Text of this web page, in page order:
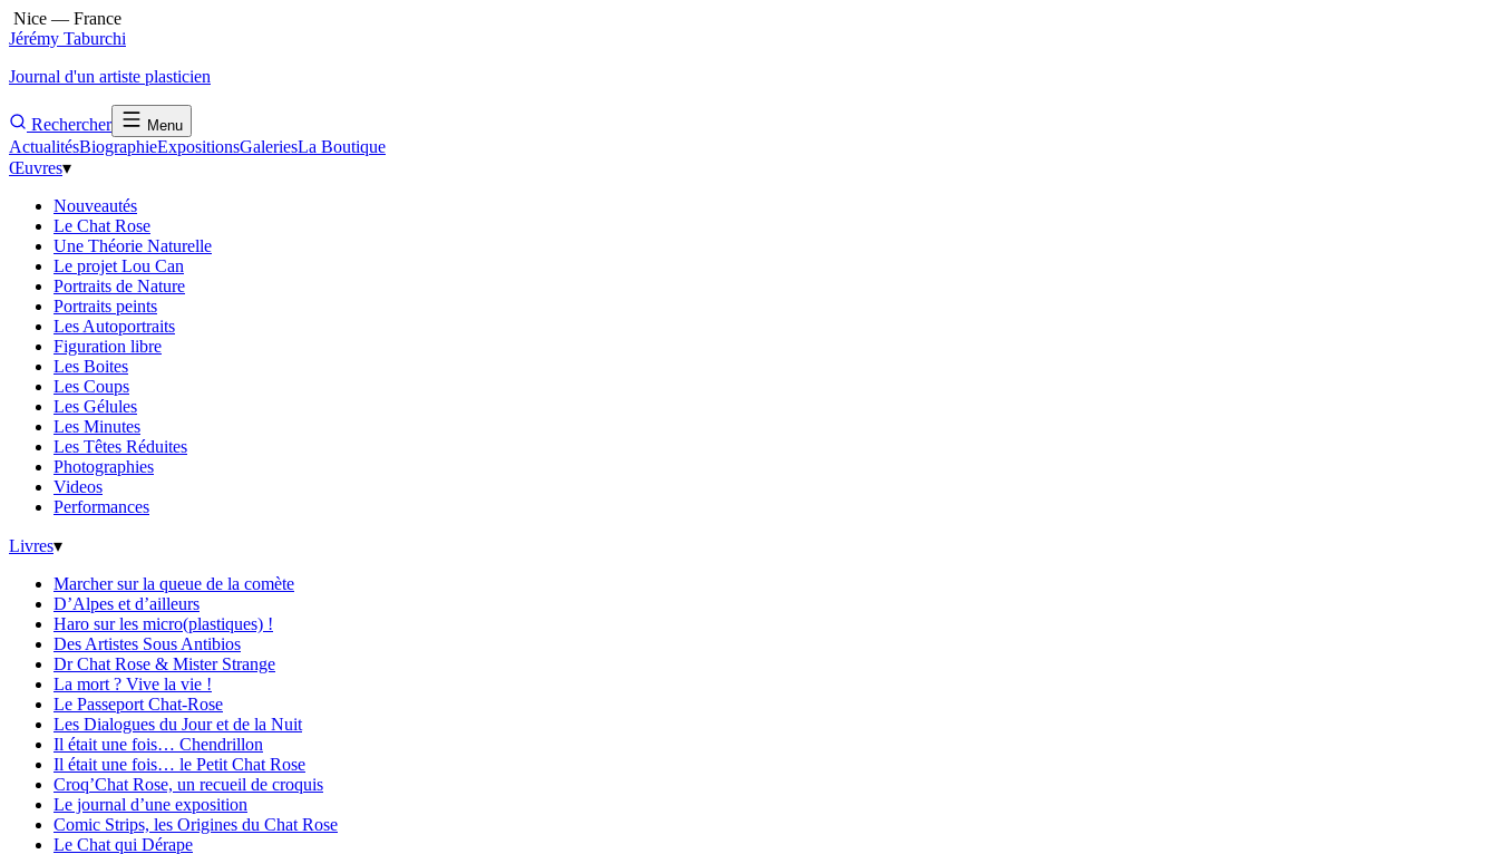
Nice — France
Jérémy Taburchi
Journal d'un artiste plasticien
Rechercher Menu
ActualitésBiographieExpositionsGaleriesLa Boutique
Œuvres▾
Nouveautés
Le Chat Rose
Une Théorie Naturelle
Le projet Lou Can
Portraits de Nature
Portraits peints
Les Autoportraits
Figuration libre
Les Boites
Les Coups
Les Gélules
Les Minutes
Les Têtes Réduites
Photographies
Videos
Performances
Livres▾
Marcher sur la queue de la comète
D’Alpes et d’ailleurs
Haro sur les micro(plastiques) !
Des Artistes Sous Antibios
Dr Chat Rose & Mister Strange
La mort ? Vive la vie !
Le Passeport Chat-Rose
Les Dialogues du Jour et de la Nuit
Il était une fois… Chendrillon
Il était une fois… le Petit Chat Rose
Croq’Chat Rose, un recueil de croquis
Le journal d’une exposition
Comic Strips, les Origines du Chat Rose
Le Chat qui Dérape